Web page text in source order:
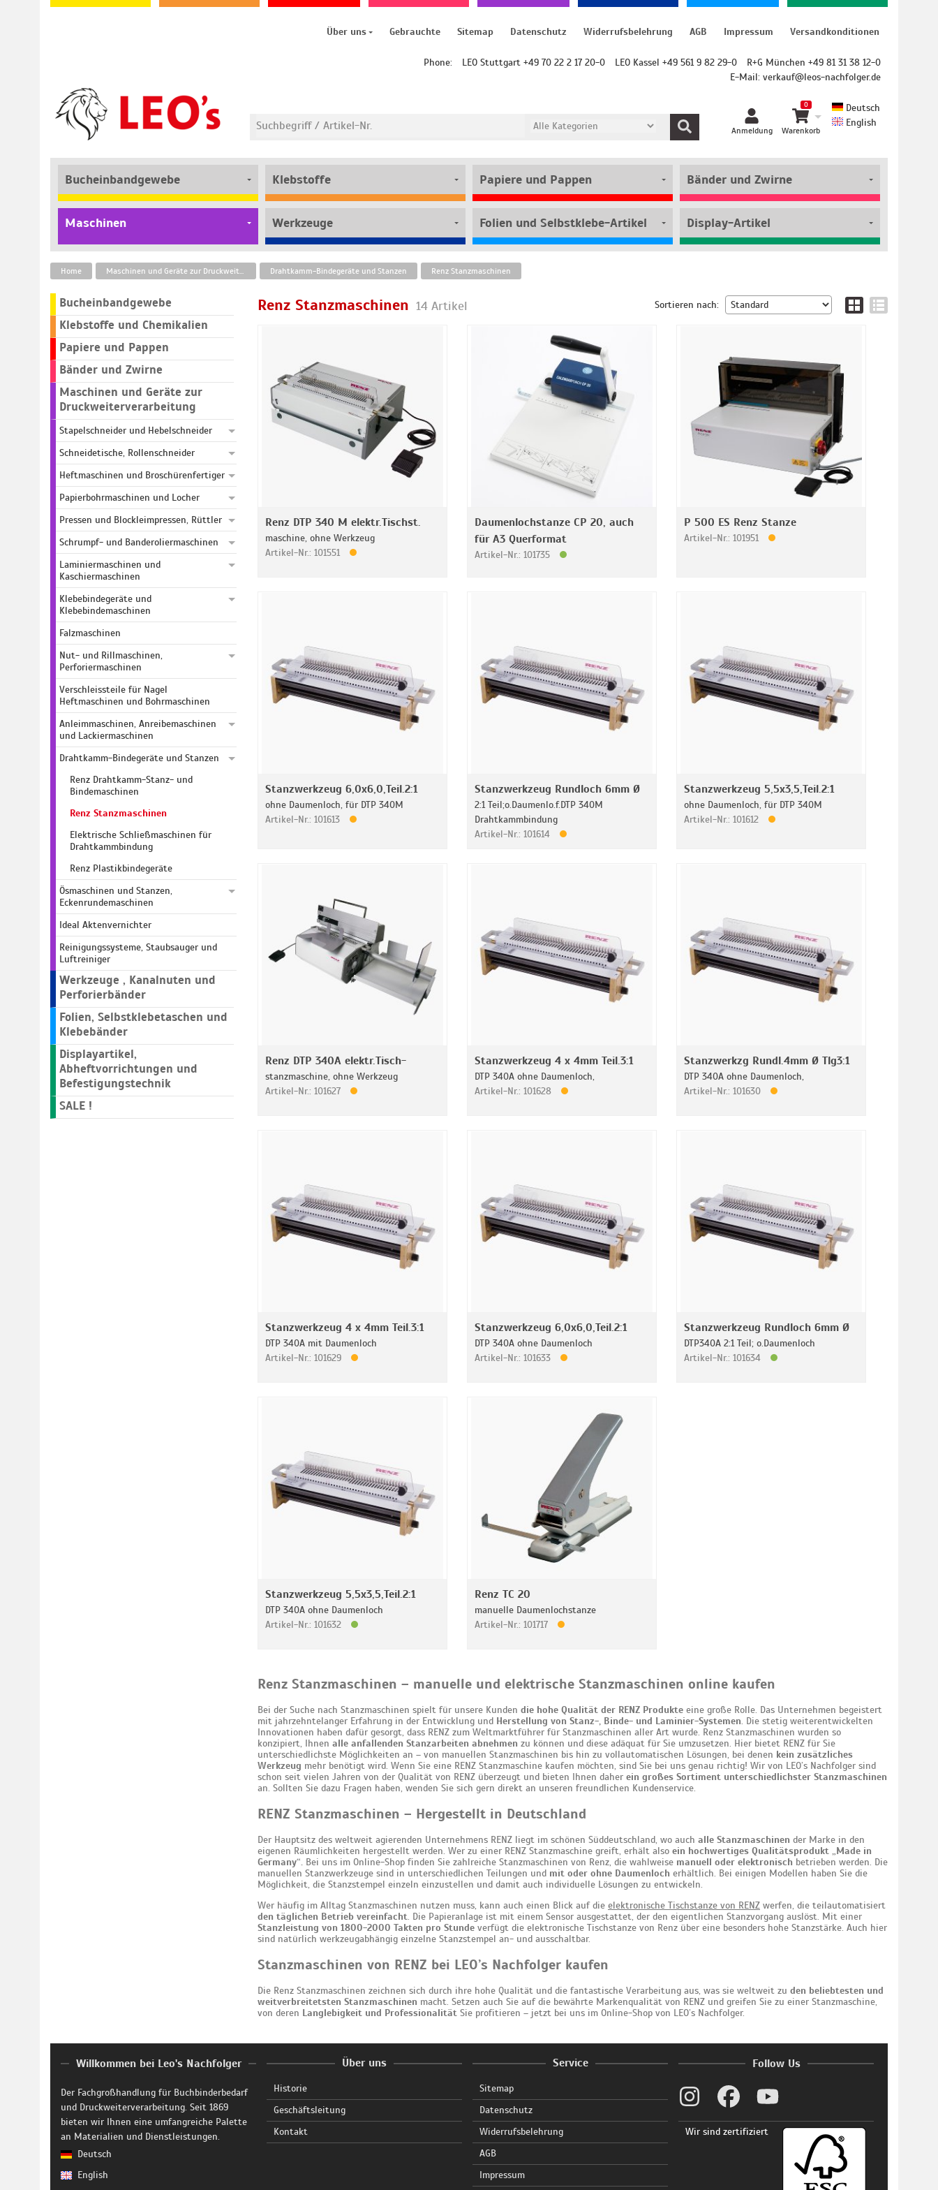
Über uns Gebrauchte Sitemap Datenschutz Widerrufsbelehrung AGB Impressum Versandkonditionen
Phone: LEO Stuttgart +49 70 22 2 17 20-0 LEO Kassel +49 561 9 82 29-0
R+G München +49 81 31 38 12-0
E-Mail: verkauf@leos-nachfolger.de
Anmeldung
0
Warenkorb
Deutsch
English
Bucheinbandgewebe Klebstoffe Papiere und Pappen Bänder und Zwirne
Maschinen Werkzeuge Folien und Selbstklebe-Artikel Display-Artikel
Home Maschinen und Geräte zur Druckweiterverarbeitung Drahtkamm-Bindegeräte und Stanzen Renz Stanzmaschinen
Bucheinbandgewebe
Klebstoffe und Chemikalien
Papiere und Pappen
Bänder und Zwirne
Maschinen und Geräte zur
Druckweiterverarbeitung
Stapelschneider und Hebelschneider
Schneidetische, Rollenschneider
Heftmaschinen und Broschürenfertiger
Papierbohrmaschinen und Locher
Pressen und Blockleimpressen, Rüttler
Schrumpf- und Banderoliermaschinen
Laminiermaschinen und
Kaschiermaschinen
Klebebindegeräte und
Klebebindemaschinen
Falzmaschinen
Nut- und Rillmaschinen,
Perforiermaschinen
Verschleissteile für Nagel
Heftmaschinen und Bohrmaschinen
Anleimmaschinen, Anreibemaschinen
und Lackiermaschinen
Drahtkamm-Bindegeräte und Stanzen
Renz Drahtkamm-Stanz- und
Bindemaschinen
Renz Stanzmaschinen
Elektrische Schließmaschinen für
Drahtkammbindung
Renz Plastikbindegeräte
Ösmaschinen und Stanzen,
Eckenrundemaschinen
Ideal Aktenvernichter
Reinigungssysteme, Staubsauger und
Luftreiniger
Werkzeuge , Kanalnuten und
Perforierbänder
Folien, Selbstklebetaschen und
Klebebänder
Displayartikel,
Abheftvorrichtungen und
Befestigungstechnik
SALE !
Renz Stanzmaschinen 14 Artikel Sortieren nach:
Renz DTP 340 M elektr.Tischst.
maschine, ohne Werkzeug
Artikel-Nr.: 101551
Daumenlochstanze CP 20, auch
für A3 Querformat
Artikel-Nr.: 101735
P 500 ES Renz Stanze
Artikel-Nr.: 101951
Stanzwerkzeug 6,0x6,0,Teil.2:1
ohne Daumenloch, für DTP 340M
Artikel-Nr.: 101613
Stanzwerkzeug Rundloch 6mm Ø
2:1 Teil;o.Daumenlo.f.DTP 340M
Drahtkammbindung
Artikel-Nr.: 101614
Stanzwerkzeug 5,5x3,5,Teil.2:1
ohne Daumenloch, für DTP 340M
Artikel-Nr.: 101612
Renz DTP 340A elektr.Tisch-
stanzmaschine, ohne Werkzeug
Artikel-Nr.: 101627
Stanzwerkzeug 4 x 4mm Teil.3:1
DTP 340A ohne Daumenloch,
Artikel-Nr.: 101628
Stanzwerkzg Rundl.4mm Ø Tlg3:1
DTP 340A ohne Daumenloch,
Artikel-Nr.: 101630
Stanzwerkzeug 4 x 4mm Teil.3:1
DTP 340A mit Daumenloch
Artikel-Nr.: 101629
Stanzwerkzeug 6,0x6,0,Teil.2:1
DTP 340A ohne Daumenloch
Artikel-Nr.: 101633
Stanzwerkzeug Rundloch 6mm Ø
DTP340A 2:1 Teil; o.Daumenloch
Artikel-Nr.: 101634
Stanzwerkzeug 5,5x3,5,Teil.2:1
DTP 340A ohne Daumenloch
Artikel-Nr.: 101632
Renz TC 20
manuelle Daumenlochstanze
Artikel-Nr.: 101717
Renz Stanzmaschinen – manuelle und elektrische Stanzmaschinen online kaufen
Bei der Suche nach Stanzmaschinen spielt für unsere Kunden die hohe Qualität der RENZ Produkte eine große Rolle. Das Unternehmen begeistert
mit jahrzehntelanger Erfahrung in der Entwicklung und Herstellung von Stanz-, Binde- und Laminier-Systemen. Die stetig weiterentwickelten
Innovationen haben dafür gesorgt, dass RENZ zum Weltmarktführer für Stanzmaschinen aller Art wurde. Renz Stanzmaschinen wurden so
konzipiert, Ihnen alle anfallenden Stanzarbeiten abnehmen zu können und diese adäquat für Sie umzusetzen. Hier bietet RENZ für Sie
unterschiedlichste Möglichkeiten an – von manuellen Stanzmaschinen bis hin zu vollautomatischen Lösungen, bei denen kein zusätzliches
Werkzeug mehr benötigt wird. Wenn Sie eine RENZ Stanzmaschine kaufen möchten, sind Sie bei uns genau richtig! Wir von LEO’s Nachfolger sind
schon seit vielen Jahren von der Qualität von RENZ überzeugt und bieten Ihnen daher ein großes Sortiment unterschiedlichster Stanzmaschinen
an. Sollten Sie dazu Fragen haben, wenden Sie sich gern direkt an unseren freundlichen Kundenservice.
RENZ Stanzmaschinen – Hergestellt in Deutschland
Der Hauptsitz des weltweit agierenden Unternehmens RENZ liegt im schönen Süddeutschland, wo auch alle Stanzmaschinen der Marke in den
eigenen Räumlichkeiten hergestellt werden. Wer zu einer RENZ Stanzmaschine greift, erhält also ein hochwertiges Qualitätsprodukt „Made in
Germany“. Bei uns im Online-Shop finden Sie zahlreiche Stanzmaschinen von Renz, die wahlweise manuell oder elektronisch betrieben werden. Die
manuellen Stanzwerkzeuge sind in unterschiedlichen Teilungen und mit oder ohne Daumenloch erhältlich. Bei einigen Modellen haben Sie die
Möglichkeit, die Stanzstempel einzeln einzustellen und damit auch individuelle Lösungen zu entwickeln.
Wer häufig im Alltag Stanzmaschinen nutzen muss, kann auch einen Blick auf die elektronische Tischstanze von RENZ werfen, die teilautomatisiert
den täglichen Betrieb vereinfacht. Die Papieranlage ist mit einem Sensor ausgestattet, der den eigentlichen Stanzvorgang auslöst. Mit einer
Stanzleistung von 1800-2000 Takten pro Stunde verfügt die elektronische Tischstanze von Renz über eine besonders hohe Stanzstärke. Auch hier
sind natürlich werkzeugabhängig einzelne Stanzstempel an- und ausschaltbar.
Stanzmaschinen von RENZ bei LEO’s Nachfolger kaufen
Die Renz Stanzmaschinen zeichnen sich durch ihre hohe Qualität und die fantastische Verarbeitung aus, was sie weltweit zu den beliebtesten und
weitverbreitetsten Stanzmaschinen macht. Setzen auch Sie auf die bewährte Markenqualität von RENZ und greifen Sie zu einer Stanzmaschine,
von deren Langlebigkeit und Professionalität Sie profitieren – jetzt bei uns im Online-Shop von LEO’s Nachfolger.
Willkommen bei Leo's Nachfolger
Der Fachgroßhandlung für Buchbinderbedarf
und Druckweiterverarbeitung. Seit 1869
bieten wir Ihnen eine umfangreiche Palette
an Materialien und Dienstleistungen.
Deutsch
English
Über uns
Historie
Geschäftsleitung
Kontakt
Service
Sitemap
Datenschutz
Widerrufsbelehrung
AGB
Impressum
Follow Us
Wir sind zertifiziert